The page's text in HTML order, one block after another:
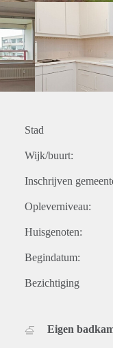
Stad
Wijk/buurt:
Inschrijven
Opleverniveau:
Huisgenoten:
Begindatum:
Bezichtiging
Eigen